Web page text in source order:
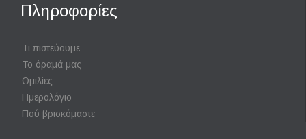
Πληροφορίες
Τι πιστεύουμε
Το όραμά μας
Ομιλίες
Ημερολόγιο
Πού βρισκόμαστε